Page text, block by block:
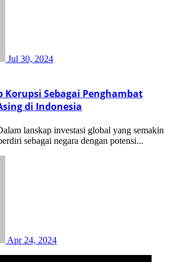
Jul 30, 2024
Korupsi Sebagai Penghambat
di Indonesia
sebagai negara dengan potensi...
Apr 24, 2024